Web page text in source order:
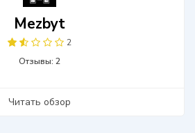
Mezbyt
2
Отзывы: 2
Читать обзор